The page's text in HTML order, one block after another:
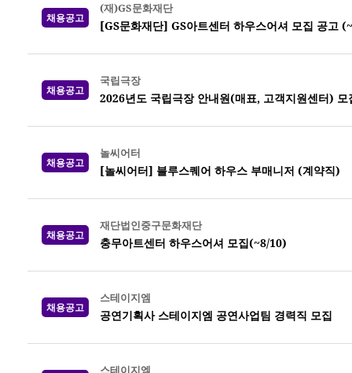
채용공고
(재)GS문화재단
[GS문화재단] GS아트센터 하우스어셔 모집 공고
채용공고
국립극장
2026년도 국립극장 안내원(매표, 고객지원센터)
채용공고
놀씨어터
[놀씨어터] 블루스퀘어 하우스 부매니저 (계약직)
채용공고
재단법인중구문화재단
충무아트센터 하우스어셔 모집(~8/10)
채용공고
스테이지엠
공연기획사 스테이지엠 공연사업팀 경력직 모집
스테이지엠